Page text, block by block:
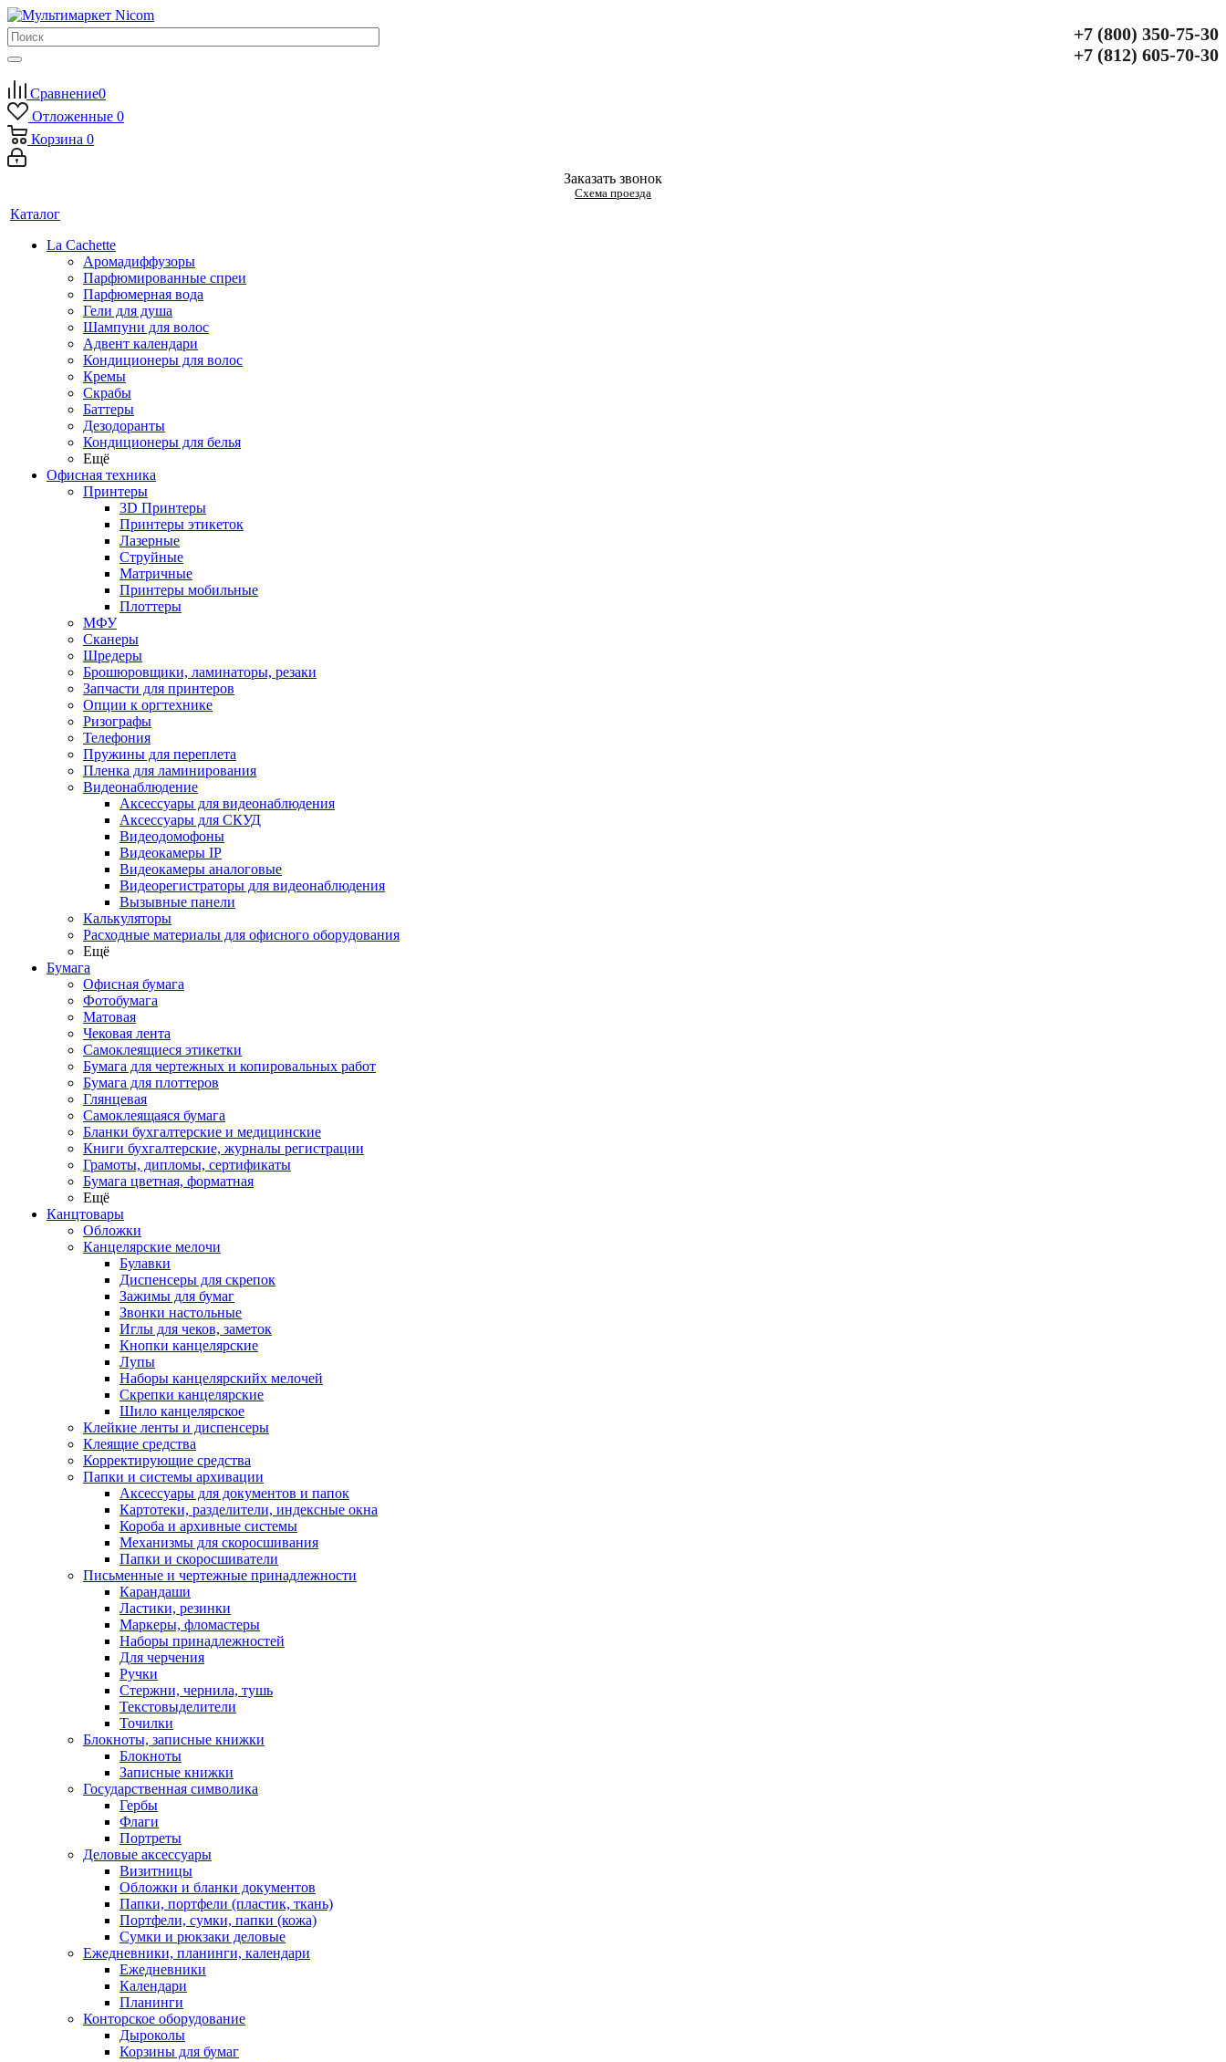
+7 (800) 350‑75‑30
+7 (812) 605‑70‑30
Сравнение0
Отложенные 0
Корзина 0
Заказать звонок
Схема проезда
Каталог
La Cachette
Аромадиффузоры
Парфюмированные спреи
Парфюмерная вода
Гели для душа
Шампуни для волос
Адвент календари
Кондиционеры для волос
Кремы
Скрабы
Баттеры
Дезодоранты
Кондиционеры для белья
Ещё
Офисная техника
Принтеры
3D Принтеры
Принтеры этикеток
Лазерные
Струйные
Матричные
Принтеры мобильные
Плоттеры
МФУ
Сканеры
Шредеры
Брошюровщики, ламинаторы, резаки
Запчасти для принтеров
Опции к оргтехнике
Ризографы
Телефония
Пружины для переплета
Пленка для ламинирования
Видеонаблюдение
Аксессуары для видеонаблюдения
Аксессуары для СКУД
Видеодомофоны
Видеокамеры IP
Видеокамеры аналоговые
Видеорегистраторы для видеонаблюдения
Вызывные панели
Калькуляторы
Расходные материалы для офисного оборудования
Ещё
Бумага
Офисная бумага
Фотобумага
Матовая
Чековая лента
Самоклеящиеся этикетки
Бумага для чертежных и копировальных работ
Бумага для плоттеров
Глянцевая
Самоклеящаяся бумага
Бланки бухгалтерские и медицинские
Книги бухгалтерские, журналы регистрации
Грамоты, дипломы, сертификаты
Бумага цветная, форматная
Ещё
Канцтовары
Обложки
Канцелярские мелочи
Булавки
Диспенсеры для скрепок
Зажимы для бумаг
Звонки настольные
Иглы для чеков, заметок
Кнопки канцелярские
Лупы
Наборы канцелярскийх мелочей
Скрепки канцелярские
Шило канцелярское
Клейкие ленты и диспенсеры
Клеящие средства
Корректирующие средства
Папки и системы архивации
Аксессуары для документов и папок
Картотеки, разделители, индексные окна
Короба и архивные системы
Механизмы для скоросшивания
Папки и скоросшиватели
Письменные и чертежные принадлежности
Карандаши
Ластики, резинки
Маркеры, фломастеры
Наборы принадлежностей
Для черчения
Ручки
Стержни, чернила, тушь
Текстовыделители
Точилки
Блокноты, записные книжки
Блокноты
Записные книжки
Государственная символика
Гербы
Флаги
Портреты
Деловые аксессуары
Визитницы
Обложки и бланки документов
Папки, портфели (пластик, ткань)
Портфели, сумки, папки (кожа)
Сумки и рюкзаки деловые
Ежедневники, планинги, календари
Ежедневники
Календари
Планинги
Конторское оборудование
Дыроколы
Корзины для бумаг